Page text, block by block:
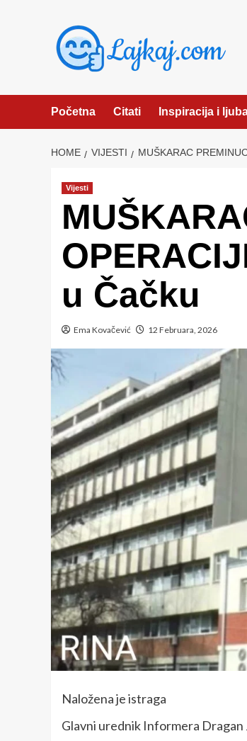
Početna Citati Inspiracija i
HOME VIJESTI MUŠKARAC
Vijesti
u Čačku
Ema Kovačević 12 Februara, 2026
Naložena je istraga
Glavni urednik Informera Dragan